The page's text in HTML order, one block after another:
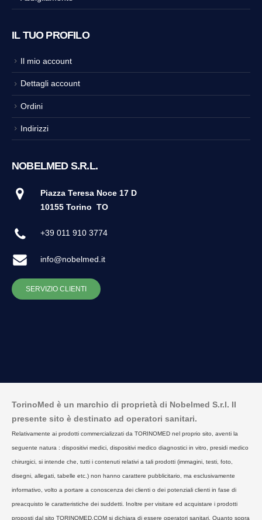
IL TUO PROFILO
Il mio account
Dettagli account
Ordini
Indirizzi
NOBELMED S.R.L.
Piazza Teresa Noce 17 D
10155 Torino TO
+39 011 910 3774
info@nobelmed.it
SERVIZIO CLIENTI
TorinoMed è un marchio di proprietà di Nobelmed S.r.l. Il
presente sito è destinato ad operatori sanitari.
Relativamente ai prodotti commercializzati da TORINOMED nel proprio sito, aventi la
seguente natura : dispositivi medici, dispositivi medico diagnostici in vitro, presidi medico
chirurgici, si intende che, tutti i contenuti relativi a tali prodotti (immagini, testi, foto,
disegni, allegati, tabelle etc.) non hanno carattere pubblicitario, ma esclusivamente
informativo, volto a portare a conoscenza dei clienti o dei potenziali clienti in fase di
preacquisto le caratteristiche dei suddetti. Inoltre per visitare ed acquistare i prodotti
proposti dal sito TORINOMED.COM si dichiara di essere operatori sanitari. Quanto sopra